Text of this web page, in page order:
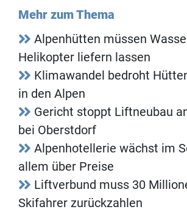
Mehr zum Thema
Alpenhütten müssen
Helikopter liefern lassen
Klimawandel bedroht
in den Alpen
Gericht stoppt Liftneubau
bei Oberstdorf
Alpenhotellerie wächst im
allem über Preise
Liftverbund muss 30
Skifahrer zurückzahlen